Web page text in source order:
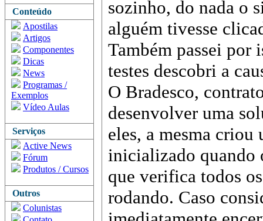
Conteúdo
Apostilas
Artigos
Componentes
Dicas
News
Programas /
Exemplos
Vídeo Aulas
Serviços
Active News
Fórum
Produtos / Cursos
Outros
Colunistas
sozinho, do nada o
alguém tivesse
Também passei por
testes descobri a
O Bradesco,
desenvolver uma
eles, a mesma criou
inicializado quando
que verifica todos
rodando. Caso